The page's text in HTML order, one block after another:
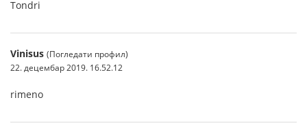
Tondri
Vinisus (Погледати профил)
22. децембар 2019. 16.52.12
rimeno